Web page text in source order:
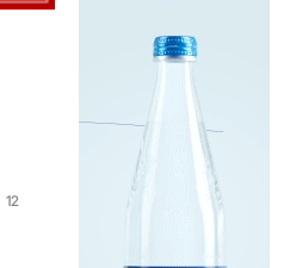
12